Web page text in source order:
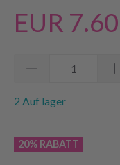
EUR 7.60
2 Auf lager
20% RABATT